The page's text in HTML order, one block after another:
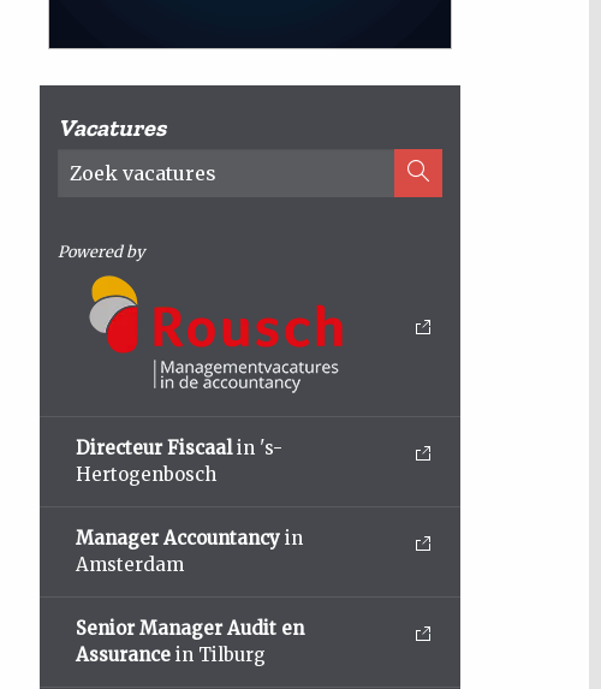
Vacatures
Powered by
Directeur Fiscaalin 's-
Hertogenbosch
Manager Accountancy in
Amsterdam
Senior Manager Audit en
Assurance in Tilburg